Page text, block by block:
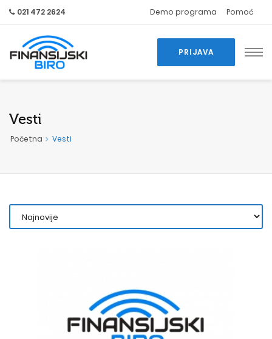
021 472 2624 Demo programa Pomoć
PRIJAVA
Vesti
Početna Vesti